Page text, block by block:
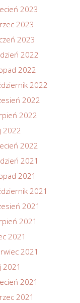
2023
2023
2023
2022
2022
2022
2022
2022
2022
2022
2021
2021
2021
2021
2021
2021
2021
2021
2021
2021